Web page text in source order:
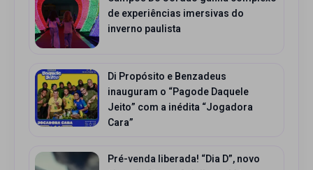
de experiências imersivas do
inverno paulista
Di Propósito e Benzadeus
inauguram o “Pagode Daquele
Jeito” com a inédita “Jogadora
Cara”
Pré-venda liberada! “Dia D”, novo